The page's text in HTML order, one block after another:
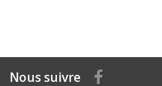
Nous suivre